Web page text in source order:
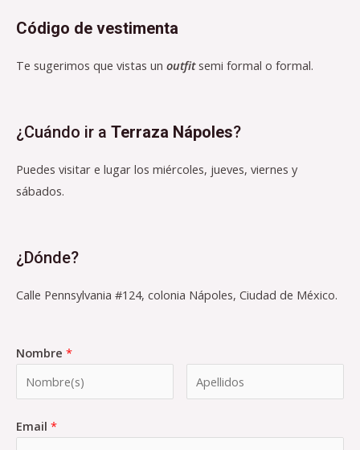
Código de vestimenta
Te sugerimos que vistas un outfit semi formal o formal.
¿Cuándo ir a Terraza Nápoles?
Puedes visitar e lugar los miércoles, jueves, viernes y
sábados.
¿Dónde?
Calle Pennsylvania #124, colonia Nápoles, Ciudad de México.
Nombre *
Email *